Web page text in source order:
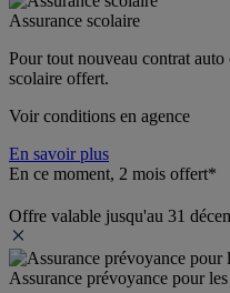
Assurance scolaire
Pour tout nouveau contrat
scolaire offert.
Voir conditions en agence
En savoir plus
En ce moment, 2 mois offert*
Offre valable jusqu'au 31
Assurance prévoyance pour